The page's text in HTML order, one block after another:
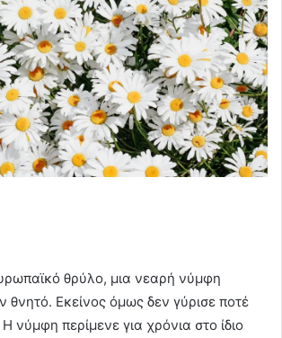
θρύλο, μια νεαρή νύμφη
θνητό. Εκείνος όμως δεν γύρισε ποτέ
νύμφη περίμενε για χρόνια στο ίδιο